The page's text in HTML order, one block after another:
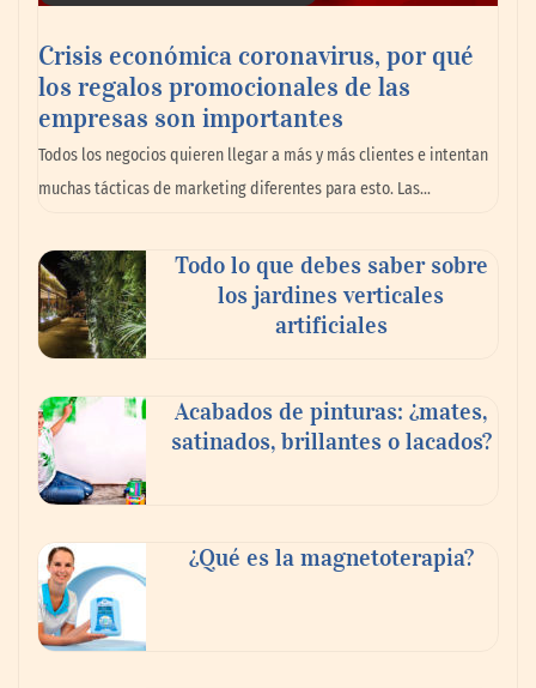
La omnicanalidad redefine la forma de
planear viajes en México
buscan proyectar talento mexicano y
fortalecer el turismo médico
Crisis económica coronavirus, por qué
los regalos promocionales de las
empresas son importantes
Todos los negocios quieren llegar a más y más clientes e intentan
muchas tácticas de marketing diferentes para esto. Las…
Todo lo que debes saber sobre
los jardines verticales
artificiales
Acabados de pinturas: ¿mates,
satinados, brillantes o lacados?
¿Qué es la magnetoterapia?